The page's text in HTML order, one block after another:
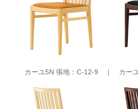
カーユ5N 張地：C-12-9 ｜ カー